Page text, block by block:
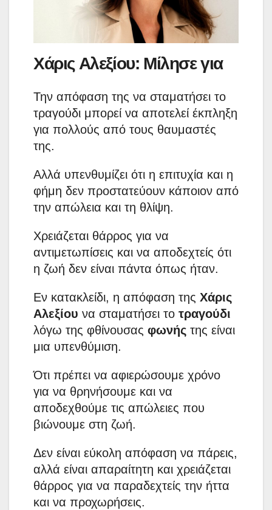
Χάρις Αλεξίου: Μίλησε για
Την απόφαση της να σταματήσει το
τραγούδι μπορεί να αποτελεί έκπληξη
για πολλούς από τους θαυμαστές
της.
Aλλά υπενθυμίζει ότι η επιτυχία και η
φήμη δεν προστατεύουν κάποιον από
την απώλεια και τη θλίψη.
Χρειάζεται θάρρος για να
αντιμετωπίσεις και να αποδεχτείς ότι
η ζωή δεν είναι πάντα όπως ήταν.
Εν κατακλείδι, η απόφαση της Χάρις
Αλεξίου να σταματήσει το τραγούδι
λόγω της φθίνουσας φωνής της είναι
μια υπενθύμιση.
Ότι πρέπει να αφιερώσουμε χρόνο
για να θρηνήσουμε και να
αποδεχθούμε τις απώλειες που
βιώνουμε στη ζωή.
Δεν είναι εύκολη απόφαση να πάρεις,
αλλά είναι απαραίτητη και χρειάζεται
θάρρος για να παραδεχτείς την ήττα
και να προχωρήσεις.